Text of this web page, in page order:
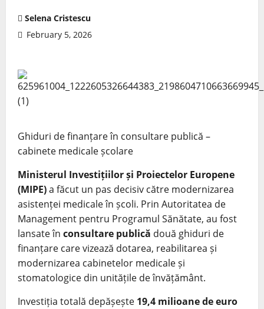
Selena Cristescu
February 5, 2026
Ghiduri de finanțare în consultare publică –
cabinete medicale școlare
Ministerul Investițiilor și Proiectelor Europene
(MIPE)a făcut un pas decisiv către modernizarea
asistenței medicale în școli. Prin Autoritatea de
Management pentru Programul Sănătate, au fost
lansate în consultare publică două ghiduri de
finanțare care vizează dotarea, reabilitarea și
modernizarea cabinetelor medicale și
stomatologice din unitățile de învățământ.
Investiția totală depășește 19,4 milioane de euro